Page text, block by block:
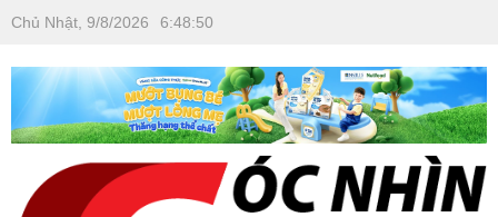
Chủ Nhật, 9/8/2026 6:48:51